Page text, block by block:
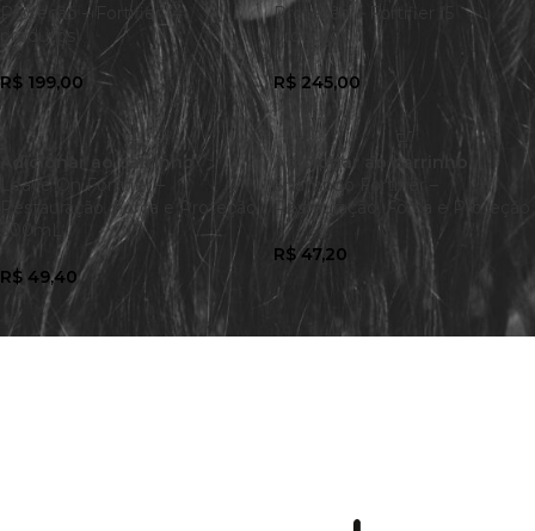
Proteção – Fortifier (4
produtos)
R$ 199,00
Proteção – Fortifier (5
produtos)
R$ 245,00
Adicionar ao carrinho
Leave On Fortifier –
Restauração, Força e Proteção
300mL
R$ 49,40
Adicionar ao carrinho
Shampoo Fortifier –
Restauração, Força e Proteção
R$47,20